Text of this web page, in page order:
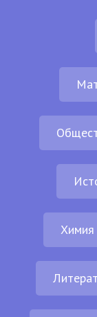
Химия